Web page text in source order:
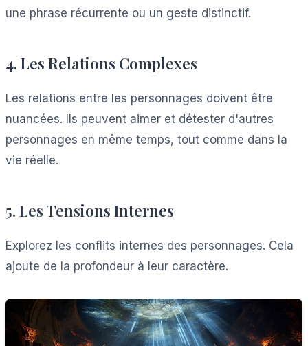
une phrase récurrente ou un geste distinctif.
4. Les Relations Complexes
Les relations entre les personnages doivent être
nuancées. Ils peuvent aimer et détester d'autres
personnages en même temps, tout comme dans la
vie réelle.
5. Les Tensions Internes
Explorez les conflits internes des personnages. Cela
ajoute de la profondeur à leur caractère.